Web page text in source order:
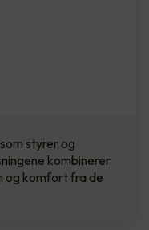
styrer og
kombinerer
og komfort fra de